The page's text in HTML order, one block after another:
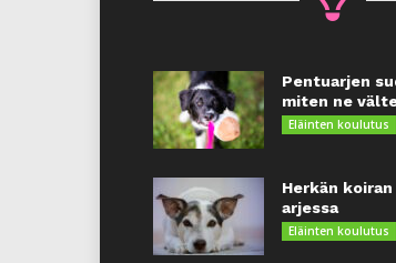
Pentuarjen
miten ne
Eläinten koulutus
Herkän
arjessa
Eläinten koulutus